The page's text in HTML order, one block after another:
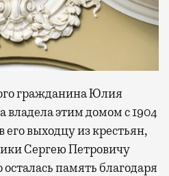
гражданина Юлия
этим домом с 1904
его выходцу из крестьян,
Сергею Петровичу
память благодаря